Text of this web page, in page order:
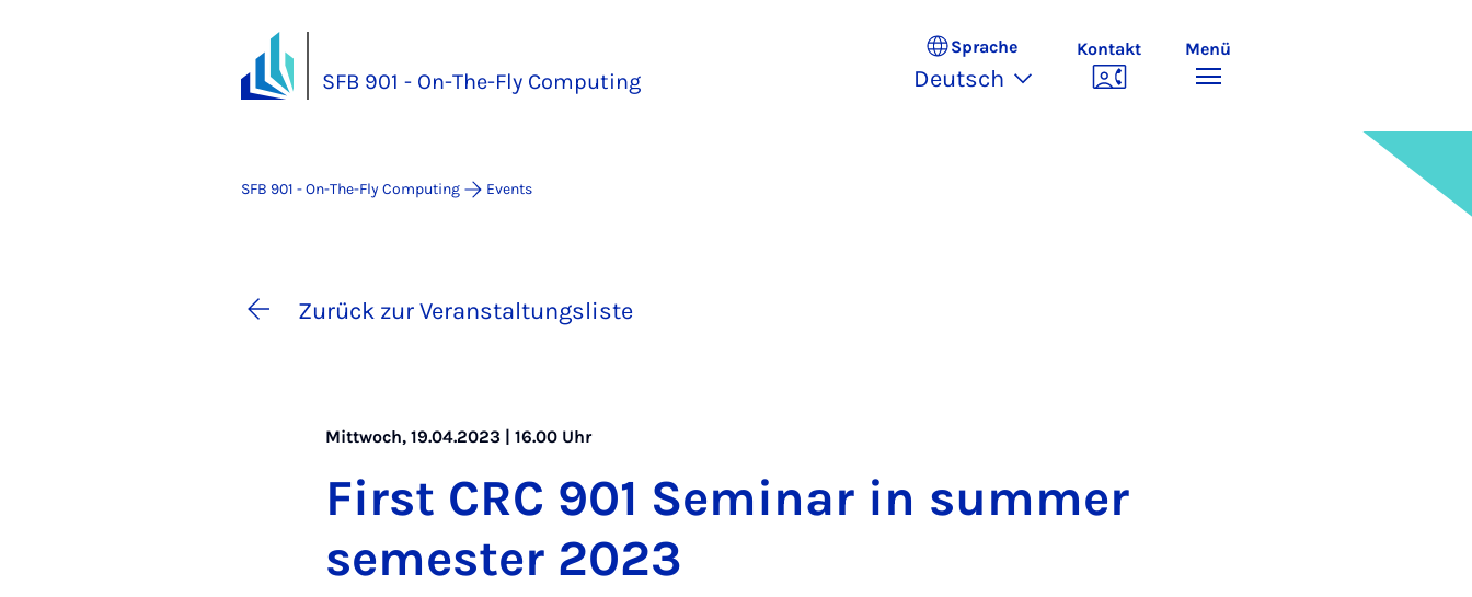
SFB 901 - On-The-Fly Computing
Sprache
Deutsch
Kontakt Menü
SFB 901 - On-The-Fly Computing Events
Zurück zur Veranstaltungsliste
Mittwoch, 19.04.2023 | 16.00 Uhr
First CRC 901 Se­mi­nar in sum­mer
se­mes­ter 2023